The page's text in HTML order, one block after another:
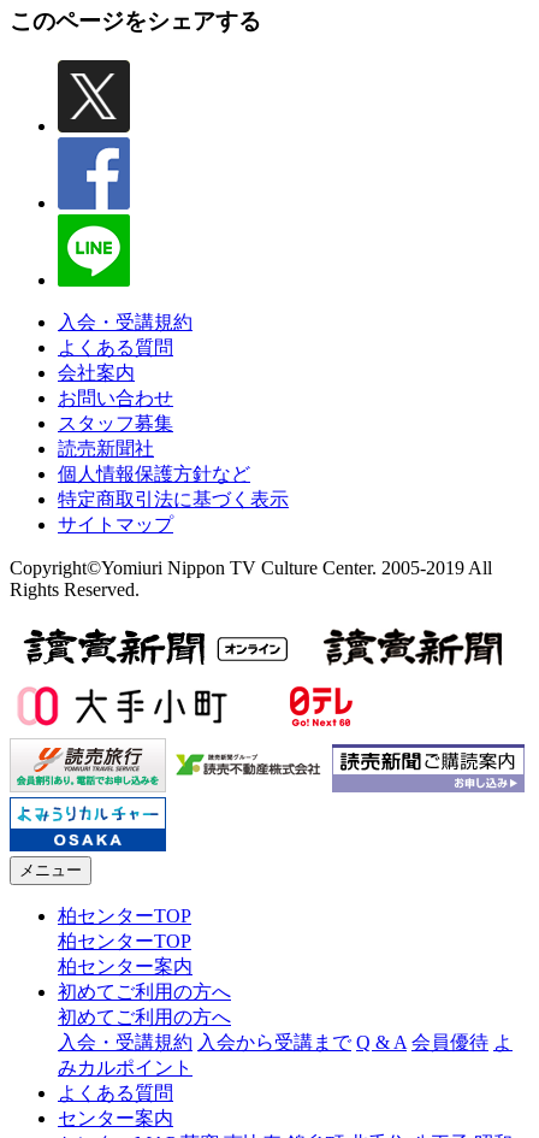
このページをシェアする
入会・受講規約
よくある質問
会社案内
お問い合わせ
スタッフ募集
読売新聞社
個人情報保護方針など
特定商取引法に基づく表示
サイトマップ
Copyright©Yomiuri Nippon TV Culture Center. 2005-2019 All
Rights Reserved.
メニュー
柏センターTOP
柏センターTOP
柏センター案内
初めてご利用の方へ
初めてご利用の方へ
入会・受講規約 入会から受講まで Q & A 会員優待 よ
みカルポイント
よくある質問
センター案内